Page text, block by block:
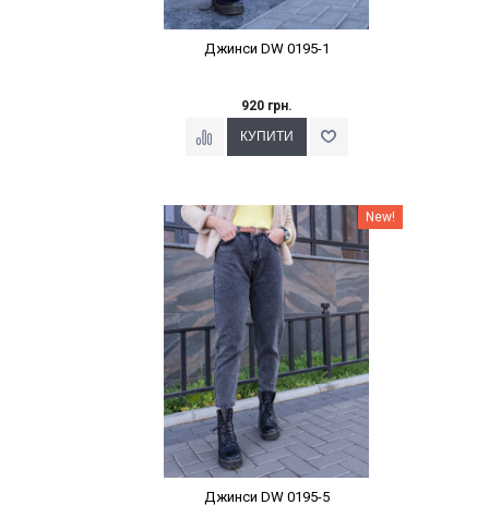
Джинси DW 0195-1
920 грн.
Наклейки Варіант з % New!
Джинси DW 0195-5